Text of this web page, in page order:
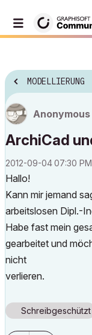
MODELLIERUNG
Anonymous
ArchiCad
‎2012-09-0407:30 PM
Hallo!
Kann mir jemand
arbeitslosen Dipl.-
Habe fast mein
gearbeitet und
nicht
verlieren.
Schreibgeschützt